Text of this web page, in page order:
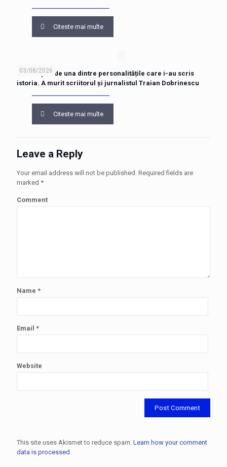
Citeste mai multe
03/08/2026
Vâlcea pierde una dintre personalitățile care i-au scris
istoria. A murit scriitorul și jurnalistul Traian Dobrinescu
Citeste mai multe
Leave a Reply
Your email address will not be published. Required fields are
marked *
Comment
Name *
Email *
Website
This site uses Akismet to reduce spam. Learn how your comment
data is processed